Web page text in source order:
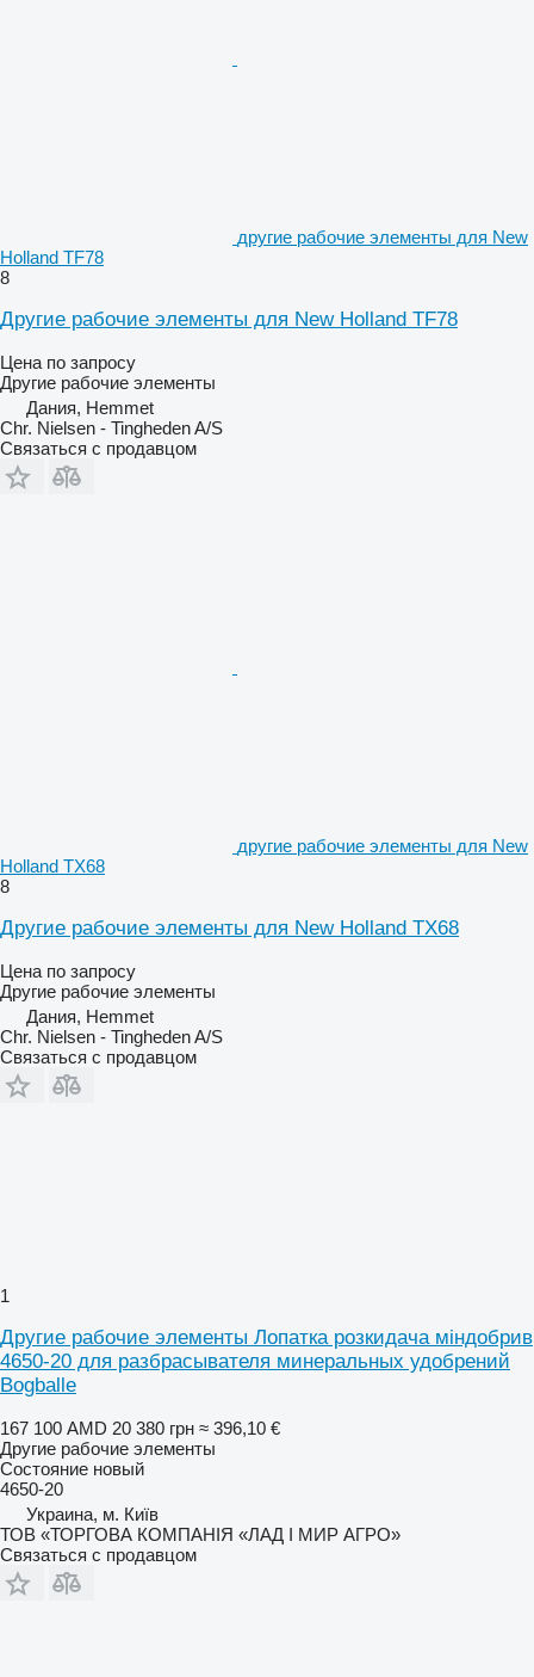
другие рабочие элементы для New
Holland TF78
8
Другие рабочие элементы для New Holland TF78
Цена по запросу
Другие рабочие элементы
Дания, Hemmet
Chr. Nielsen - Tingheden A/S
Связаться с продавцом
другие рабочие элементы для New
Holland TX68
8
Другие рабочие элементы для New Holland TX68
Цена по запросу
Другие рабочие элементы
Дания, Hemmet
Chr. Nielsen - Tingheden A/S
Связаться с продавцом
1
Другие рабочие элементы Лопатка розкидача міндобрив
4650-20 для разбрасывателя минеральных удобрений
Bogballe
167 100 AMD 20 380 грн ≈ 396,10 €
Другие рабочие элементы
Состояние новый
4650-20
Украина, м. Київ
ТОВ «ТОРГОВА КОМПАНІЯ «ЛАД І МИР АГРО»
Связаться с продавцом